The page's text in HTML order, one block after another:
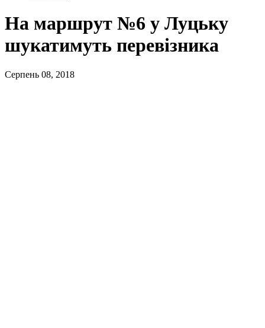
На маршрут №6 у Луцьку
шукатимуть перевізника
Серпень 08, 2018